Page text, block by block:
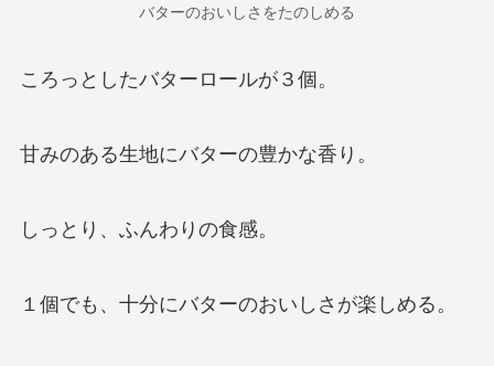
バターのおいしさをたのしめる
ころっとしたバターロールが３個。
甘みのある生地にバターの豊かな香り。
しっとり、ふんわりの食感。
１個でも、十分にバターのおいしさが楽しめる。